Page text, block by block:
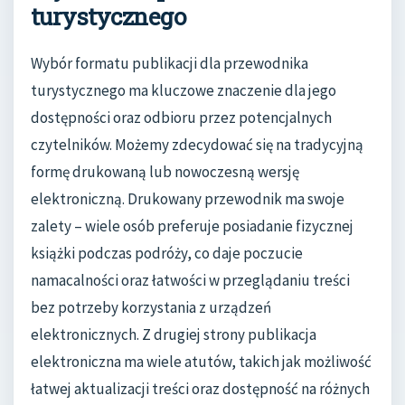
turystycznego
Wybór formatu publikacji dla przewodnika
turystycznego ma kluczowe znaczenie dla jego
dostępności oraz odbioru przez potencjalnych
czytelników. Możemy zdecydować się na tradycyjną
formę drukowaną lub nowoczesną wersję
elektroniczną. Drukowany przewodnik ma swoje
zalety – wiele osób preferuje posiadanie fizycznej
książki podczas podróży, co daje poczucie
namacalności oraz łatwości w przeglądaniu treści
bez potrzeby korzystania z urządzeń
elektronicznych. Z drugiej strony publikacja
elektroniczna ma wiele atutów, takich jak możliwość
łatwej aktualizacji treści oraz dostępność na różnych